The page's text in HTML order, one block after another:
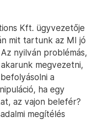
Kft. ügyvezetője
mit tartunk az MI jó
nyilván problémás,
megvezetni,
a
ha egy
az vajon belefér?
megítélés